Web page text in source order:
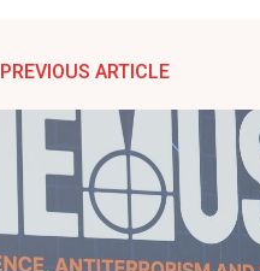
PREVIOUS ARTICLE